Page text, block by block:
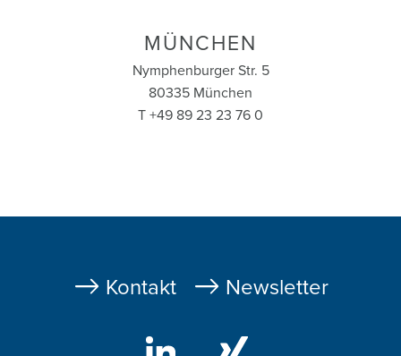
MÜNCHEN
Nymphenburger Str. 5
80335 München
T +49 89 23 23 76 0
Fußzeile
Kontakt Newsletter